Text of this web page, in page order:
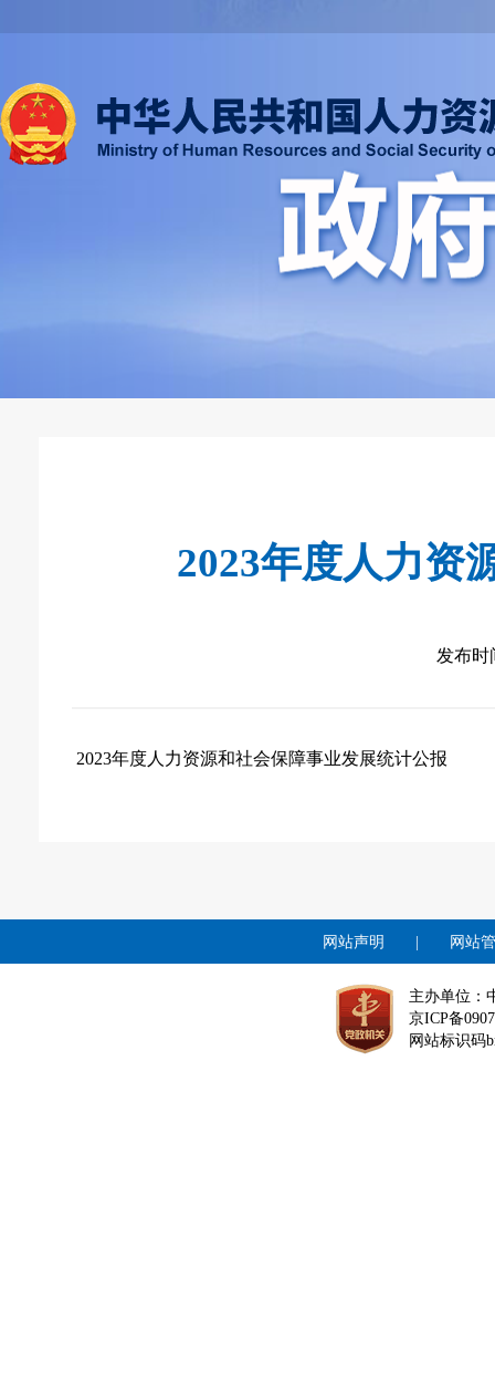
2023年度人力资
发布时
2023年度人力资源和社会保障事业发展统计公报
网站声明 网站
主办单位：
京ICP备
网站标识码